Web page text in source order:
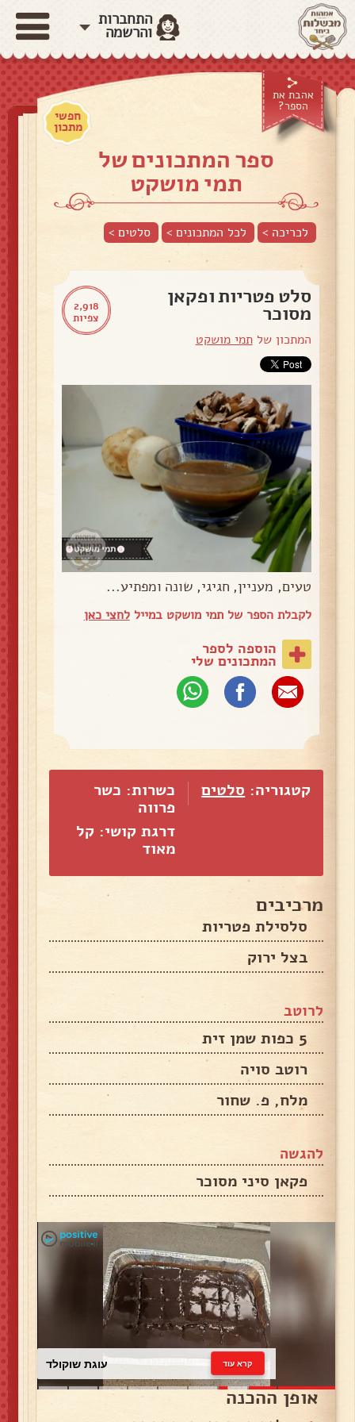
התחברות
והרשמה
אהבת את
הספר?
חפשי
מתכון
ספר המתכונים של
תמי מושקט
לכריכה > לכל המתכונים > סלטים>
2,918
צפיות
סלט פטריות ופקאן
מסוכר
המתכון שלתמי מושקט
טעים, מעניין, חגיגי, שונה ומפתיע...
לקבלת הספר של תמי מושקט במייללחצי כאן
הוספה לספר
המתכונים שלי
קטגוריה: סלטים
כשרות: כשר
פרווה
דרגת קושי: קל
מאוד
מרכיבים
סלסילת פטריות
בצל ירוק
לרוטב
5 כפות שמן זית
רוטב סויה
מלח, פ. שחור
להגשה
פקאן סיני מסוכר
עוגת שוקולד קרא עוד
אופן ההכנה